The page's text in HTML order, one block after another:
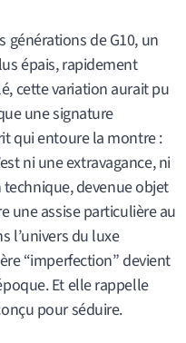
générations de G10, un
épais, rapidement
cette variation aurait pu
une signature
qui entoure la montre :
ni une extravagance, ni
devenue objet
une assise particulière au
l’univers du luxe
“imperfection” devient
Et elle rappelle
pour séduire.